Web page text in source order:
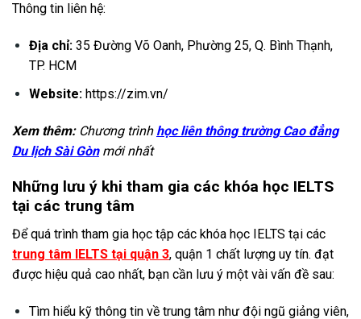
Thông tin liên hệ:
Địa chỉ:35 Đường Võ Oanh, Phường 25, Q. Bình Thạnh,
TP. HCM
Website:https://zim.vn/
Xem thêm:Chương trình học liên thông trường Cao đẳng
Du lịch Sài Gòn mới nhất
Những lưu ý khi tham gia các khóa học IELTS
tại các trung tâm
Để quá trình tham gia học tập các khóa học IELTS tại các
trung tâm IELTS tại quận 3, quận 1 chất lượng uy tín. đạt
được hiệu quả cao nhất, bạn cần lưu ý một vài vấn đề sau:
Tìm hiểu kỹ thông tin về trung tâm như đội ngũ giảng viên,